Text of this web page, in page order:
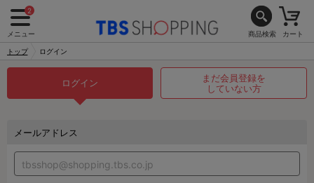
2
メニュー 商品検索 カート
トップ ログイン
ログイン
まだ会員登録を
していない方
メールアドレス